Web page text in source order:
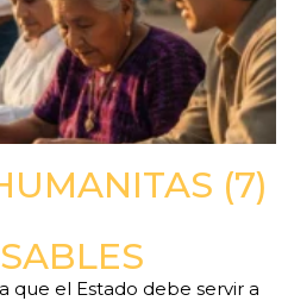
(7)
que el Estado debe servir a